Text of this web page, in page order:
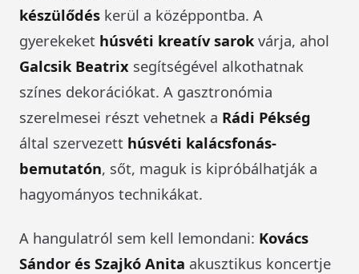
készülődés kerül a középpontba. A
gyerekeket húsvéti kreatív sarok várja, ahol
Galcsik Beatrix segítségével alkothatnak
színes dekorációkat. A gasztronómia
szerelmesei részt vehetnek a Rádi Pékség
által szervezett húsvéti kalácsfonás-
bemutatón, sőt, maguk is kipróbálhatják a
hagyományos technikákat.
A hangulatról sem kell lemondani: Kovács
Sándor és Szajkó Anita akusztikus koncertje